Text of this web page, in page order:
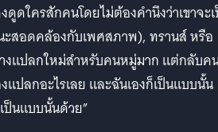
ดูดใครสักคนโดยไม่ต้องคำนึงว่าเขาจะ
ะสอดคล้องกับเพศสภาพ), ทรานส์ หรือ
งแปลกใหม่สำหรับคนหมู่มาก แต่กลับค
แปลกอะไรเลย และฉันเองก็เป็นแบบนั้น
ป็นแบบนั้นด้วย”